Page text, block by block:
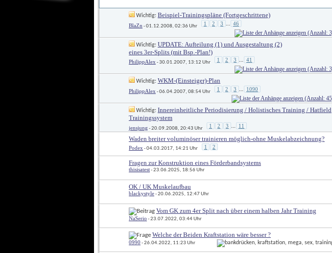
Wichtig: Beispiel-Trainingspläne (Fortgeschrittene)
BlaZn - 01.12.2008, 02:36 Uhr 1 2 3 ... 46
Wichtig: UPDATE: Aufteilung (1) und Ausgestaltung (2)
eines 3er-Splits (mit Bsp.-Plan!)
PhilippAlex - 30.01.2007, 13:12 Uhr 1 2 3 ... 41
Wichtig: WKM-(Einsteiger)-Plan
PhilippAlex - 06.04.2007, 08:54 Uhr 1 2 3 ... 1090
Wichtig: Innereinheitliche Periodisierung / Holistisches Training / Hatfield
Trainingssystem
jensjung - 20.09.2008, 20:43 Uhr 1 2 3 ... 11
Waden breiter voluminöser trainieren möglich-ohne Muskelabzeichnung?
Podex - 04.03.2017, 14:21 Uhr 1 2
Fragen zur Konstruktion eines Förderbandsystems
thisisatest - 23.06.2025, 18:56 Uhr
OK / UK Muskelaufbau
blackystyle - 20.06.2025, 12:47 Uhr
Vom GK zum 4er Split nach über einem halben Jahr Training
NaSerio - 23.07.2022, 03:44 Uhr
Welche der Beiden Kraftstation wäre besser ?
0990 - 26.04.2022, 11:23 Uhr